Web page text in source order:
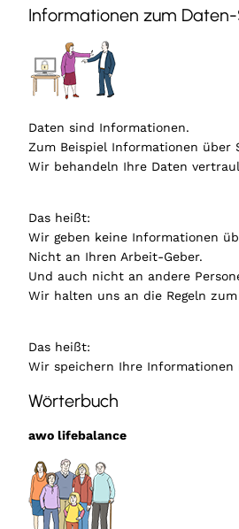
Informationen zum
Daten sind Informationen.
Zum Beispiel Informationen über
Wir behandeln Ihre Daten
Das heißt:
Wir geben keine Informationen
Nicht an Ihren Arbeit-Geber.
Und auch nicht an andere
Wir halten uns an die Regeln
Das heißt:
Wir speichern Ihre
Wörterbuch
awo lifebalance